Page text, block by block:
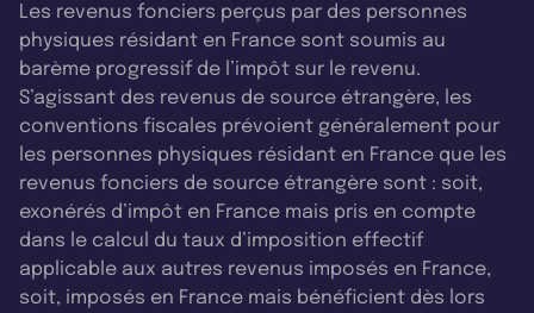
Les revenus fonciers perçus par des personnes
physiques résidant en France sont soumis au
barème progressif de l’impôt sur le revenu.
S’agissant des revenus de source étrangère, les
conventions fiscales prévoient généralement pour
les personnes physiques résidant en France que les
revenus fonciers de source étrangère sont : soit,
exonérés d’impôt en France mais pris en compte
dans le calcul du taux d’imposition effectif
applicable aux autres revenus imposés en France,
soit, imposés en France mais bénéficient dès lors